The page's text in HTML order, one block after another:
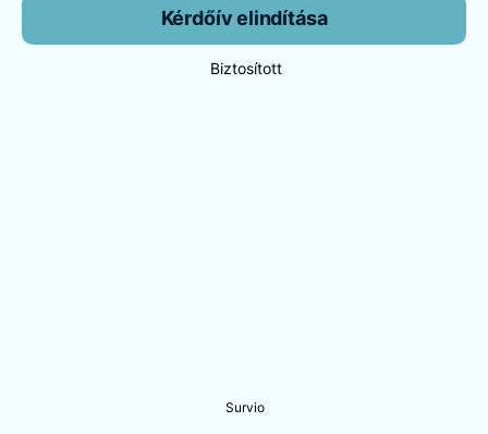
Kérdőív elindítása
Biztosított
Survio